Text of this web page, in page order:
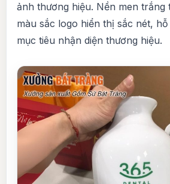
ảnh thương hiệu. Nền men trắng
màu sắc logo hiển thị sắc nét,
mục tiêu nhận diện thương hiệu.